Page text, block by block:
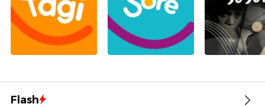
Flash